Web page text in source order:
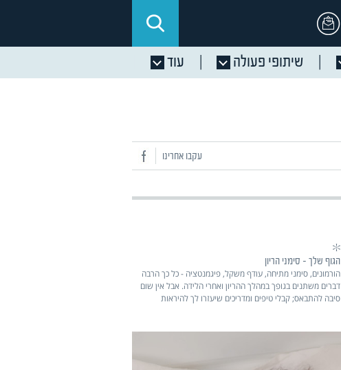
שיתופי פעולה עוד
עקבו אחרינו
הגוף שלך - סימני הריון
הורמונים, סימני מתיחה, עודף משקל, פיגמנטציה - כל כך הרבה
דברים משתנים בגופך במהלך ההריון ואחרי הלידה. אבל אין שום
סיבה להתבאס; קבלי טיפים ומדריכים שיעזרו לך להיראות